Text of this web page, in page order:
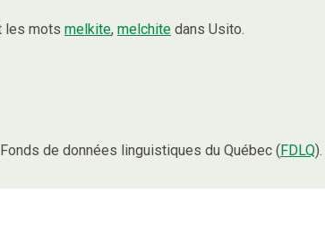
les mots melkite, melchite dans Usito.
de données linguistiques du Québec (FDLQ).